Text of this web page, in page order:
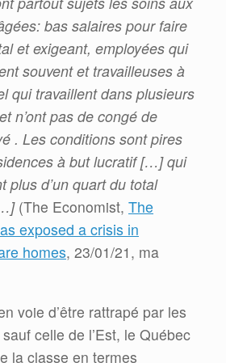
bas salaires pour faire
et exigeant, employées qui
souvent et travailleuses à
qui travaillent dans plusieurs
n’ont pas de congé de
. Les conditions sont pires
à but lucratif […] qui
plus d’un quart du total
(The Economist, The
exposed a crisis in
homes, 23/01/21, ma
voie d’être rattrapé par les
celle de l’Est, le Québec
la classe en termes